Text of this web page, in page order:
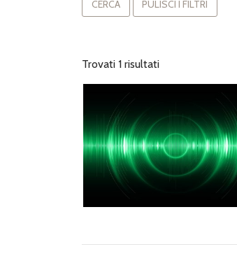
CERCA PULISCI I FILTRI
Trovati 1 risultati